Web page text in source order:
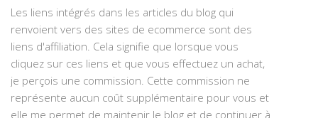
Les liens intégrés dans les articles du blog qui
renvoient vers des sites de ecommerce sont des
liens d'affiliation. Cela signifie que lorsque vous
cliquez sur ces liens et que vous effectuez un achat,
je perçois une commission. Cette commission ne
représente aucun coût supplémentaire pour vous et
elle me permet de maintenir le blog et de continuer à